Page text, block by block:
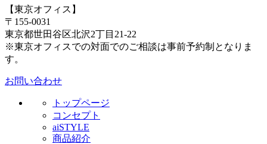
【東京オフィス】
〒155-0031
東京都世田谷区北沢2丁目21-22
※東京オフィスでの対面でのご相談は事前予約制となりま
す。
お問い合わせ
トップページ
コンセプト
aiSTYLE
商品紹介